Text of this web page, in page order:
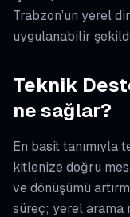
Trabzon’un yerel
uygulanabilir
Teknik
ne sağlar?
En basit tanımıyla
kitlenize doğru
ve dönüşümü
süreç; yerel arama